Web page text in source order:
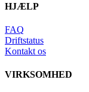
HJÆLP
FAQ
Driftstatus
Kontakt os
VIRKSOMHED